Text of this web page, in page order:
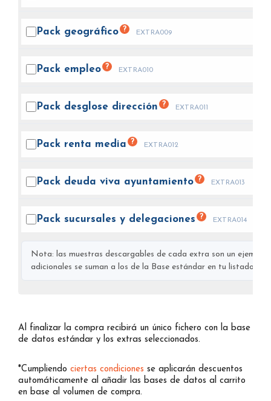
Pack geográfico ? EXTRA009
Pack empleo ? EXTRA010
Pack desglose dirección ? EXTRA011
Pack renta media ? EXTRA012
Pack deuda viva ayuntamiento ? EXTRA013
Pack sucursales y delegaciones ? EXTRA014
Nota: las muestras descargables de cada extra son un
adicionales se suman a los de la Base estándar en tu listado
Al finalizar la compra recibirá un único fichero con la base
de datos estándar y los extras seleccionados.
*Cumpliendo ciertas condiciones se aplicarán descuentos
automáticamente al añadir las bases de datos al carrito
en base al volumen de compra.